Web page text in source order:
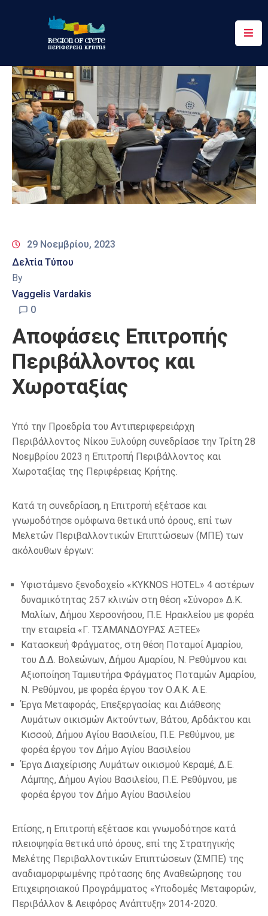
Περιφέρεια
Ενημέρωση
Έργα
&
Δράσεις
Ψηφιακές
Υπηρεσίες
Επικοινωνία
29 Νοεμβρίου, 2023
Δελτία Τύπου
By
Vaggelis Vardakis
0
Αποφάσεις Επιτροπής
Περιβάλλοντος και
Χωροταξίας
Υπό την Προεδρία του Αντιπεριφερειάρχη
Περιβάλλοντος Νίκου Ξυλούρη συνεδρίασε την Τρίτη 28
Νοεμβρίου 2023 η Επιτροπή Περιβάλλοντος και
Χωροταξίας της Περιφέρειας Κρήτης.
Κατά τη συνεδρίαση, η Επιτροπή εξέτασε και
γνωμοδότησε ομόφωνα θετικά υπό όρους, επί των
Μελετών Περιβαλλοντικών Επιπτώσεων (ΜΠΕ) των
ακόλουθων έργων:
Υφιστάμενο ξενοδοχείο «KYKNOS HOTEL» 4 αστέρων
δυναμικότητας 257 κλινών στη θέση «Σύνορο» Δ.Κ.
Μαλίων, Δήμου Χερσονήσου, Π.Ε. Ηρακλείου με φορέα
την εταιρεία «Γ. ΤΣΑΜΑΝΔΟΥΡΑΣ ΑΞΤΕΕ»
Κατασκευή Φράγματος, στη θέση Ποταμοί Αμαρίου,
του Δ.Δ. Βολεώνων, Δήμου Αμαρίου, Ν. Ρεθύμνου και
Αξιοποίηση Ταμιευτήρα Φράγματος Ποταμών Αμαρίου,
Ν. Ρεθύμνου, με φορέα έργου τον Ο.Α.Κ. Α.Ε.
Έργα Μεταφοράς, Επεξεργασίας και Διάθεσης
Λυμάτων οικισμών Ακτούντων, Βάτου, Αρδάκτου και
Κισσού, Δήμου Αγίου Βασιλείου, Π.Ε. Ρεθύμνου, με
φορέα έργου τον Δήμο Αγίου Βασιλείου
Έργα Διαχείρισης Λυμάτων οικισμού Κεραμέ, Δ.Ε.
Λάμπης, Δήμου Αγίου Βασιλείου, Π.Ε. Ρεθύμνου, με
φορέα έργου τον Δήμο Αγίου Βασιλείου
Επίσης, η Επιτροπή εξέτασε και γνωμοδότησε κατά
πλειοψηφία θετικά υπό όρους, επί της Στρατηγικής
Μελέτης Περιβαλλοντικών Επιπτώσεων (ΣΜΠΕ) της
αναδιαμορφωμένης πρότασης 6ης Αναθεώρησης του
Επιχειρησιακού Προγράμματος «Υποδομές Μεταφορών,
Περιβάλλον & Αειφόρος Ανάπτυξη» 2014-2020.